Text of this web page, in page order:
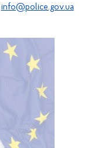
info@police.gov.ua